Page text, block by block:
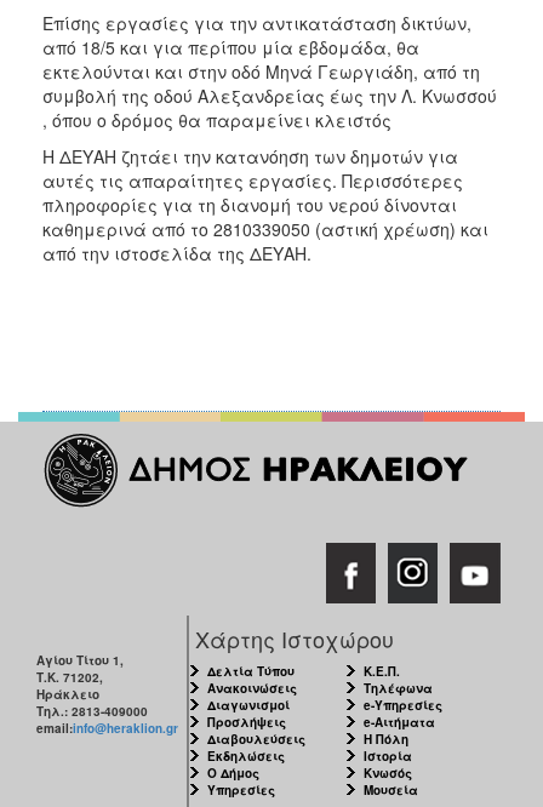
Επίσης εργασίες για την αντικατάσταση δικτύων,
από 18/5 και για περίπου μία εβδομάδα, θα
εκτελούνται και στην οδό Μηνά Γεωργιάδη, από τη
συμβολή της οδού Αλεξανδρείας έως την Λ. Κνωσσού
, όπου ο δρόμος θα παραμείνει κλειστός
Η ΔΕΥΑΗ ζητάει την κατανόηση των δημοτών για
αυτές τις απαραίτητες εργασίες. Περισσότερες
πληροφορίες για τη διανομή του νερού δίνονται
καθημερινά από το 2810339050 (αστική χρέωση) και
από την ιστοσελίδα της ΔΕΥΑΗ.
Αγίου Τίτου 1,
Τ.Κ. 71202,
Ηράκλειο
Τηλ.: 2813-409000
email:info@heraklion.gr
Χάρτης Ιστοχώρου
Δελτία Τύπου
Ανακοινώσεις
Διαγωνισμοί
Προσλήψεις
Διαβουλεύσεις
Εκδηλώσεις
Ο Δήμος
Υπηρεσίες
Κ.Ε.Π.
Τηλέφωνα
e-Υπηρεσίες
e-Αιτήματα
Η Πόλη
Ιστορία
Κνωσός
Μουσεία